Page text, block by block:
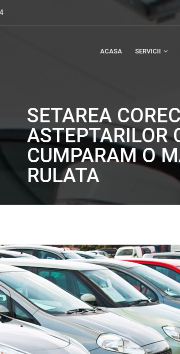
ACASA SERVICII
SETAREA
ASTEPTARILOR
CUMPARAM O
RULATA